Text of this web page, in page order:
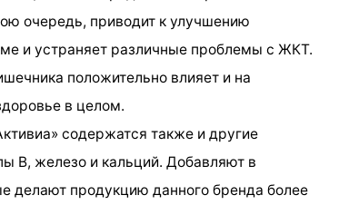
очередь, приводит к улучшению
и устраняет различные проблемы с ЖКТ.
положительно влияет и на
в целом.
содержатся также и другие
В, железо и кальций. Добавляют в
делают продукцию данного бренда более